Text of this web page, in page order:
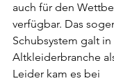
auch für den
verfügbar. Das
Schubsystem galt
Altkleiderbranche
Leider kam es bei